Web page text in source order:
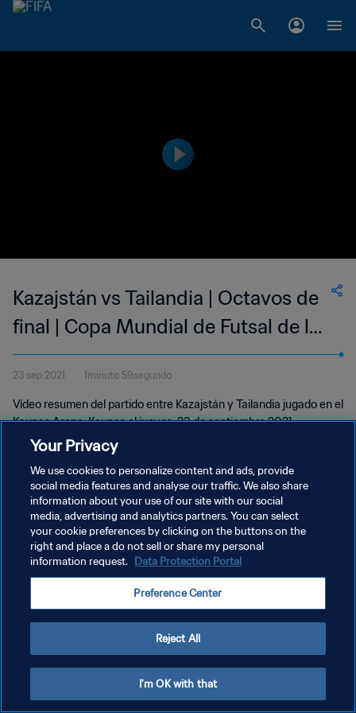
Kazajstán vs Tailandia | Octavos de
final | Copa Mundial de Futsal de la
FIFA Lituania 2021™ | Highlights
23 sep 2021 1minuto 59segundo
Vídeo resumen del partido entre Kazajstán y Tailandia jugado en el
Kaunas Arena, Kaunas el jueves, 23 de septiembre 2021.
POLÍTICA DE PRIVACIDAD
TÉRMINOS DE SERVICIO
AJUSTAR LA CONFIGURACIÓN DE LAS COOKIES
Your Privacy
We use cookies to personalize content and ads, provide
social media features and analyse our traffic. We also share
information about your use of our site with our social
media, advertising and analytics partners. You can select
your cookie preferences by clicking on the buttons on the
right and place a do not sell or share my personal
information request. Data Protection Portal
Preference Center
Reject All
I'm OK with that